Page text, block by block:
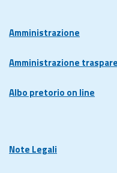
Amministrazione
Amministrazione
Albo pretorio on line
Note Legali